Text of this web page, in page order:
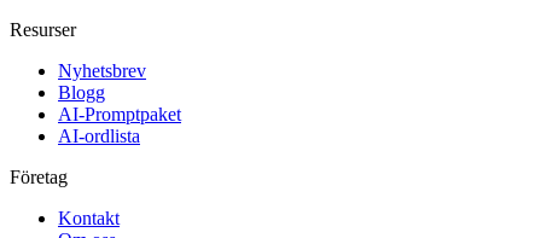
Resurser
Nyhetsbrev
Blogg
AI-Promptpaket
AI-ordlista
Företag
Kontakt